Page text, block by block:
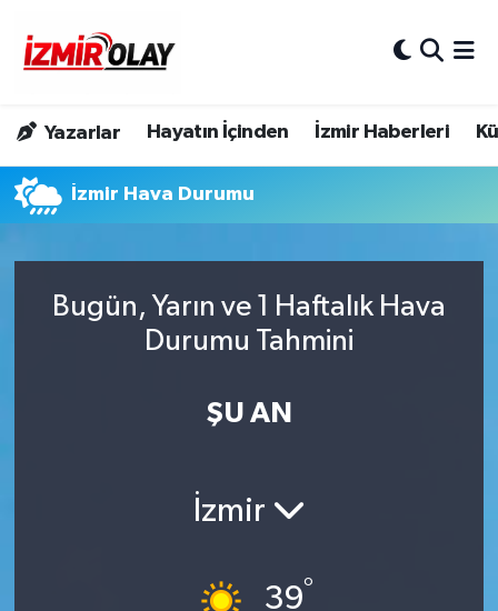
Yazarlar Hayatın İçinden İzmir Haberleri
İzmir Hava Durumu
Bugün, Yarın ve 1 Haftalık Hava
Durumu Tahmini
ŞU AN
İzmir
39°
Konak Trafik Yoğunluk Haritası
Süper Lig Puan Durumu ve Fikstür
Son Dakika Haberleri